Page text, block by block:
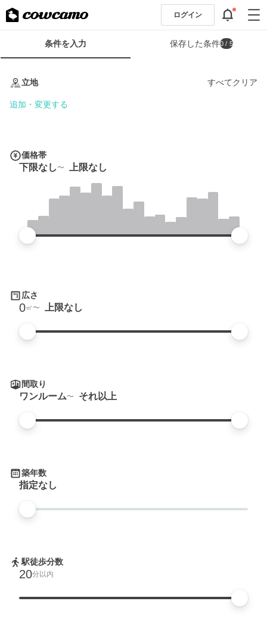
ログイン
条
条件を入力 保存した条件0 / 5
立地 すべてクリア
追加・変更する
価格帯
下限なし 上限なし
広さ
0㎡ 上限なし
間取り
ワンルーム それ以上
築年数
指定なし
駅徒歩分数
20分以内